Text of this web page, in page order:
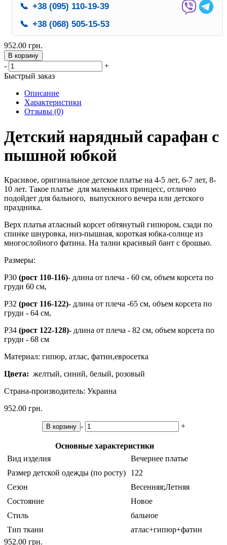
📞 +38 (095) 110-19-39
📞 +38 (068) 505-15-53
952.00 грн.
В корзину
-
+
Быстрый заказ
Описание
Характеристики
Отзывы (0)
Детский нарядный сарафан с
пышной юбкой
Красивое, оригинальное детское платье на 4-5 лет, 6-7 лет, 8-
10 лет. Такое платье для маленьких принцесс, отлично
подойдет для бального, выпускного вечера или детского
праздника.
Верх платья атласный корсет обтянутый гипюром, сзади по
спинке шнуровка, низ-пышная, короткая юбка-солнце из
многослойного фатина. На талии красивый бант с брошью.
Размеры:
Р30 (рост 110-116)- длина от плеча - 60 см, объем корсета по
груди 60 см,
Р32 (рост 116-122)- длина от плеча -65 см, объем корсета по
груди - 64 см,
Р34 (рост 122-128)- длина от плеча - 82 см, объем корсета по
груди - 68 см
Материал: гипюр, атлас, фатин,евросетка
Цвета: желтый, синий, белый, розовый
Страна-производитель: Украина
952.00 грн.
В корзину - +
Основные характеристики
Вид изделия
Вечернее платье
Размер детской одежды (по росту)
122
Сезон
Весенняя;Летняя
Состояние
Новое
Стиль
бальное
Тип ткани
атлас+гипюр+фатин
952.00 грн.